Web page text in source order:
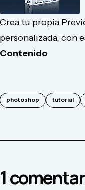
Crea tu propia
personalizada, con
Contenido
photoshop tutorial
1